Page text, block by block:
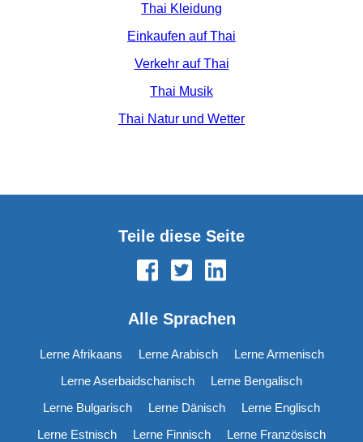
Thai Kleidung
Einkaufen auf Thai
Verkehr auf Thai
Thai Musik
Thai Natur und Wetter
Teile diese Seite
Alle Sprachen
Lerne Afrikaans Lerne Arabisch
Lerne Armenisch
Lerne Aserbaidschanisch
Lerne Bengalisch
Lerne Bulgarisch
Lerne Dänisch
Lerne Englisch
Lerne Estnisch
Lerne Finnisch
Lerne Französisch